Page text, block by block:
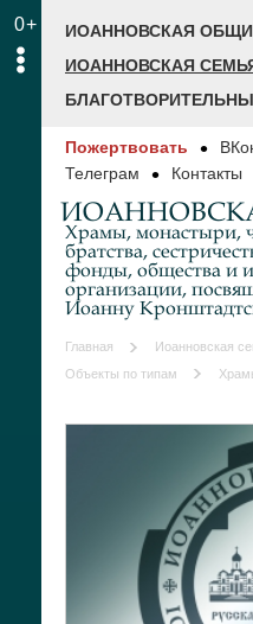
0+
ИОАННОВСКАЯ
ИОАННОВСКАЯ
Пожертвовать
Телеграм
Контакты
Храмы, монастыри,
братства,
фонды, общества и
организации,
Иоанну
Главная Иоанновская
Объекты по типам